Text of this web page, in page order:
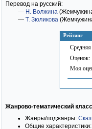
Рейтинг
Средняя
Оценок:
Моя
Перевод на русский:
— Н. Волжина
— Т. Зюликова
Жанрово-тематический
Жанры/поджанры:
Общие характеристики: